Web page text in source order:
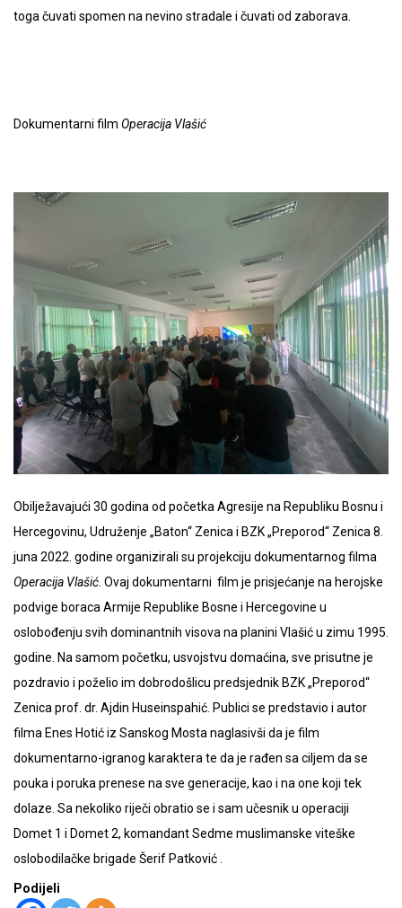
toga čuvati spomen na nevino stradale i čuvati od zaborava.
Dokumentarni film Operacija Vlašić
Obilježavajući 30 godina od početka Agresije na Republiku Bosnu i
Hercegovinu, Udruženje „Baton“ Zenica i BZK „Preporod“ Zenica 8.
juna 2022. godine organizirali su projekciju dokumentarnog filma
Operacija Vlašić . Ovaj dokumentarni film je prisjećanje na herojske
podvige boraca Armije Republike Bosne i Hercegovine u
oslobođenju svih dominantnih visova na planini Vlašić u zimu 1995.
godine. Na samom početku, usvojstvu domaćina, sve prisutne je
pozdravio i poželio im dobrodošlicu predsjednik BZK „Preporod“
Zenica prof. dr. Ajdin Huseinspahić. Publici se predstavio i autor
filma Enes Hotić iz Sanskog Mosta naglasivši da je film
dokumentarno-igranog karaktera te da je rađen sa ciljem da se
pouka i poruka prenese na sve generacije, kao i na one koji tek
dolaze. Sa nekoliko riječi obratio se i sam učesnik u operaciji
Domet 1 i Domet 2, komandant Sedme muslimanske viteške
oslobodilačke brigade Šerif Patković .
Podijeli